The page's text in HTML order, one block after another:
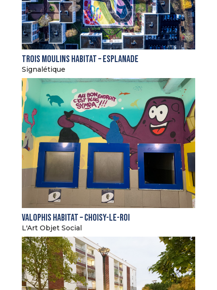
Trois Moulins Habitat – Esplanade
Signalétique
Valophis Habitat – Choisy-le-Roi
L'Art Objet Social